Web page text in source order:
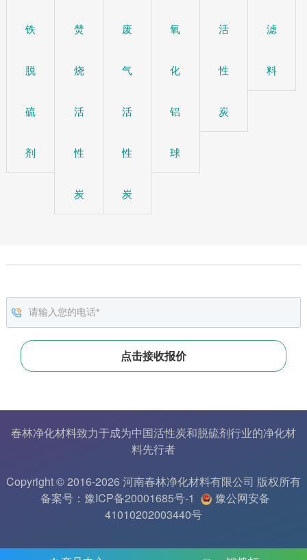
铁
脱
硫
剂
焚
烧
活
性
炭
废
气
活
性
炭
氧
化
铝
球
活
性
炭
滤
料
春林净化材料致力于成为中国活性炭和脱硫剂行业的净化材
料先行者
Copyright © 2016-2026 河南春林净化材料有限公司 版权所有
备案号：豫ICP备20001685号-1
豫公网安备
41010202003440号